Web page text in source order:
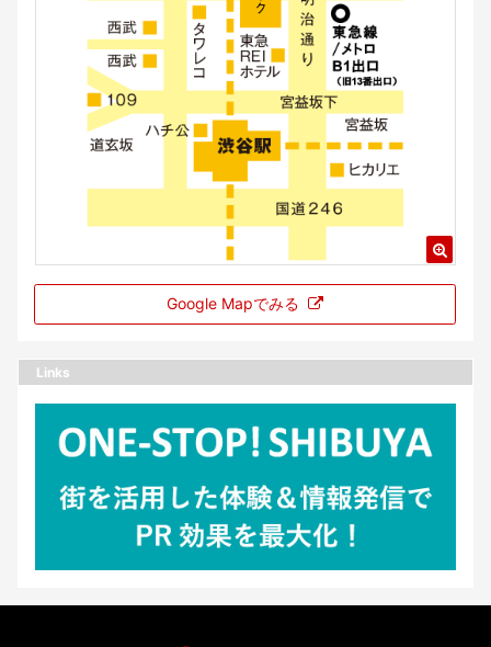
Google Mapでみる
Links